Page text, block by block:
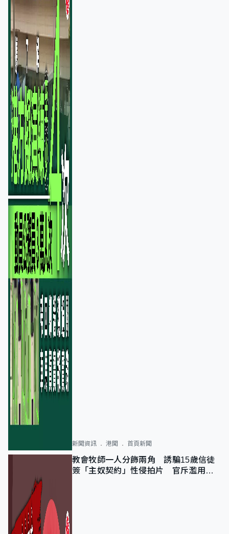
新聞資訊 港聞 首頁新聞
教會牧師一人分飾兩角 誘騙15歲信徒
簽「主奴契約」性侵拍片 官斥濫用教